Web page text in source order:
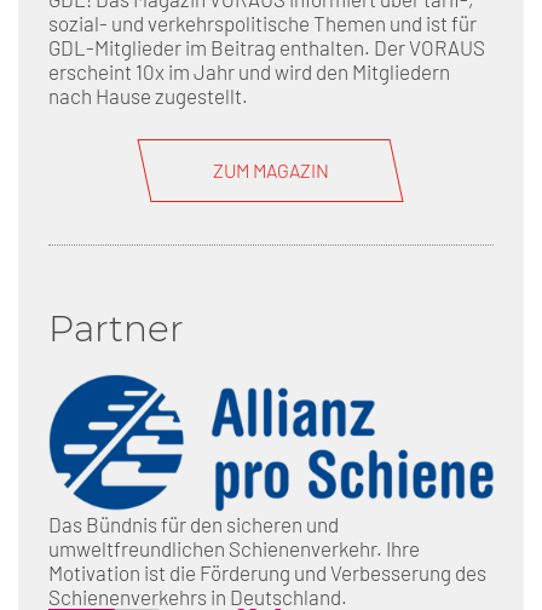
sozial- und verkehrspolitische Themen und ist für
GDL-Mitglieder im Beitrag enthalten. Der VORAUS
erscheint 10x im Jahr und wird den Mitgliedern
nach Hause zugestellt.
ZUM MAGAZIN
Partner
Das Bündnis für den sicheren und
umweltfreundlichen Schienenverkehr. Ihre
Motivation ist die Förderung und Verbesserung des
Schienenverkehrs in Deutschland.